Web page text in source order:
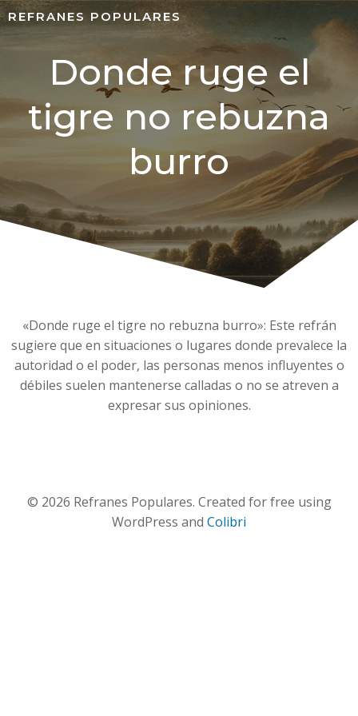
REFRANES POPULARES
Donde ruge el
tigre no rebuzna
burro
«Donde ruge el tigre no rebuzna burro»: Este refrán
sugiere que en situaciones o lugares donde prevalece la
autoridad o el poder, las personas menos influyentes o
débiles suelen mantenerse calladas o no se atreven a
expresar sus opiniones.
© 2026 Refranes Populares. Created for free using
WordPress and Colibri